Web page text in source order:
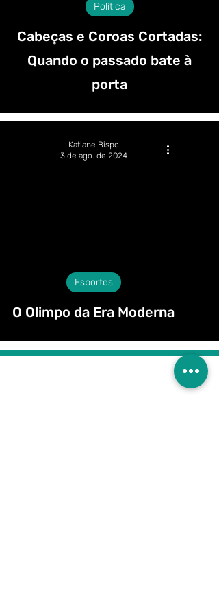
Cabeças e Coroas Cortadas:
Quando o passado bate à
porta
Política
O Olimpo da Era Moderna
Esportes
Katiane Bispo
3 de ago. de 2024